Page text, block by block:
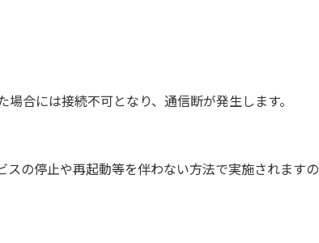
合には接続不可となり、通信断が発生します。
の停止や再起動等を伴わない方法で実施されますの